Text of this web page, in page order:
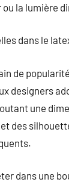
la lumière
dans le
de
designers
une
des
dans une